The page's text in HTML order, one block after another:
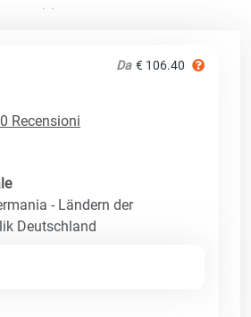
Da € 106.40
0 Recensioni
- Ländern der
Deutschland